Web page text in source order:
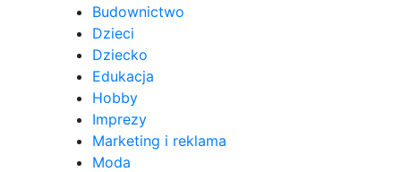
Budownictwo
Dzieci
Dziecko
Edukacja
Hobby
Imprezy
Marketing i reklama
Moda